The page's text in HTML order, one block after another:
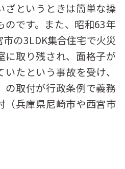
ざというときは簡単な操
のです。また、昭和63年
の3LDK集合住宅で火災
に取り残され、面格子が
たという事故を受け、
の取付が行政条例で義務
（兵庫県尼崎市や西宮市